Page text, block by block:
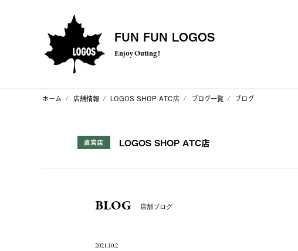
FUN FUN LOGOS
Enjoy Outing !
ホーム 店舗情報 LOGOS SHOP ATC店 ブログ一覧 ブログ
直営店 LOGOS SHOP ATC店
BLOG 店舗ブログ
2021.10.2